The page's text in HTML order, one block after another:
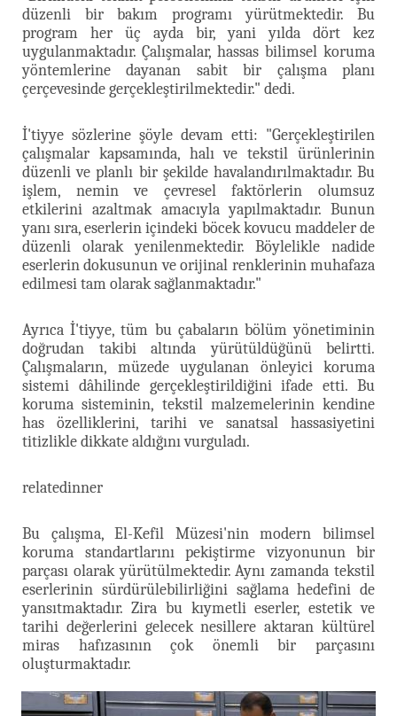
düzenli bir bakım programı yürütmektedir. Bu
program her üç ayda bir, yani yılda dört kez
uygulanmaktadır. Çalışmalar, hassas bilimsel koruma
yöntemlerine dayanan sabit bir çalışma planı
çerçevesinde gerçekleştirilmektedir." dedi.
İ'tiyye sözlerine şöyle devam etti: "Gerçekleştirilen
çalışmalar kapsamında, halı ve tekstil ürünlerinin
düzenli ve planlı bir şekilde havalandırılmaktadır. Bu
işlem, nemin ve çevresel faktörlerin olumsuz
etkilerini azaltmak amacıyla yapılmaktadır. Bunun
yanı sıra, eserlerin içindeki böcek kovucu maddeler de
düzenli olarak yenilenmektedir. Böylelikle nadide
eserlerin dokusunun ve orijinal renklerinin muhafaza
edilmesi tam olarak sağlanmaktadır."
Ayrıca İ'tiyye, tüm bu çabaların bölüm yönetiminin
doğrudan takibi altında yürütüldüğünü belirtti.
Çalışmaların, müzede uygulanan önleyici koruma
sistemi dâhilinde gerçekleştirildiğini ifade etti. Bu
koruma sisteminin, tekstil malzemelerinin kendine
has özelliklerini, tarihi ve sanatsal hassasiyetini
titizlikle dikkate aldığını vurguladı.
relatedinner
Bu çalışma, El-Kefil Müzesi'nin modern bilimsel
koruma standartlarını pekiştirme vizyonunun bir
parçası olarak yürütülmektedir. Aynı zamanda tekstil
eserlerinin sürdürülebilirliğini sağlama hedefini de
yansıtmaktadır. Zira bu kıymetli eserler, estetik ve
tarihi değerlerini gelecek nesillere aktaran kültürel
miras hafızasının çok önemli bir parçasını
oluşturmaktadır.